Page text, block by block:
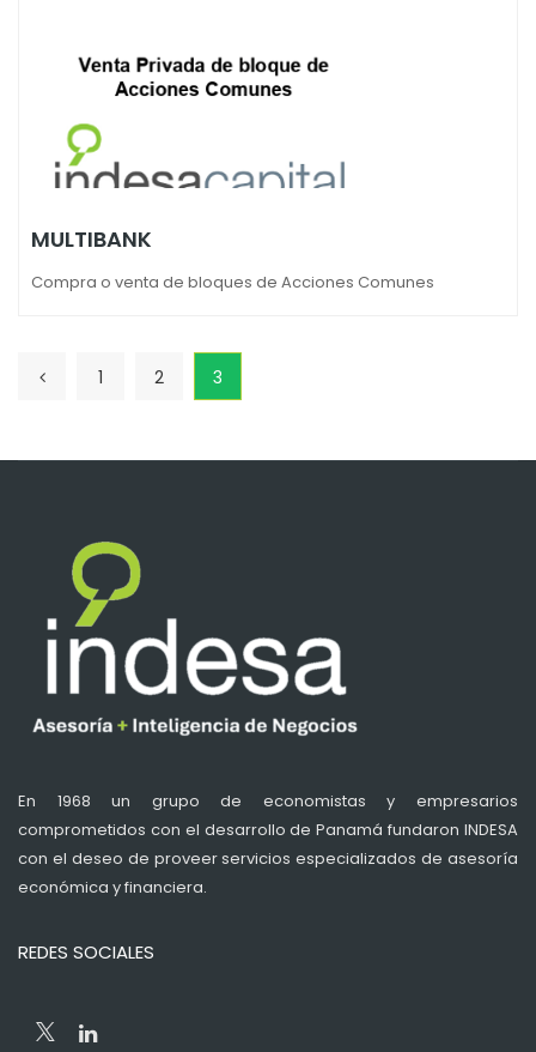
MULTIBANK
Compra o venta de bloques de Acciones Comunes
1 2 3
En 1968 un grupo de economistas y empresarios
comprometidos con el desarrollo de Panamá fundaron INDESA
con el deseo de proveer servicios especializados de asesoría
económica y financiera.
REDES SOCIALES